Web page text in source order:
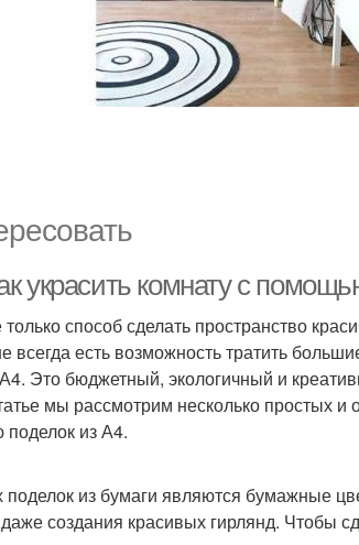
украсить комнату с
способ сделать пространство
всегда есть возможность тратить
Это бюджетный, экологичный и
мы рассмотрим несколько простых
из А4.
из бумаги являются бумажные
создания красивых гирлянд. Чтобы